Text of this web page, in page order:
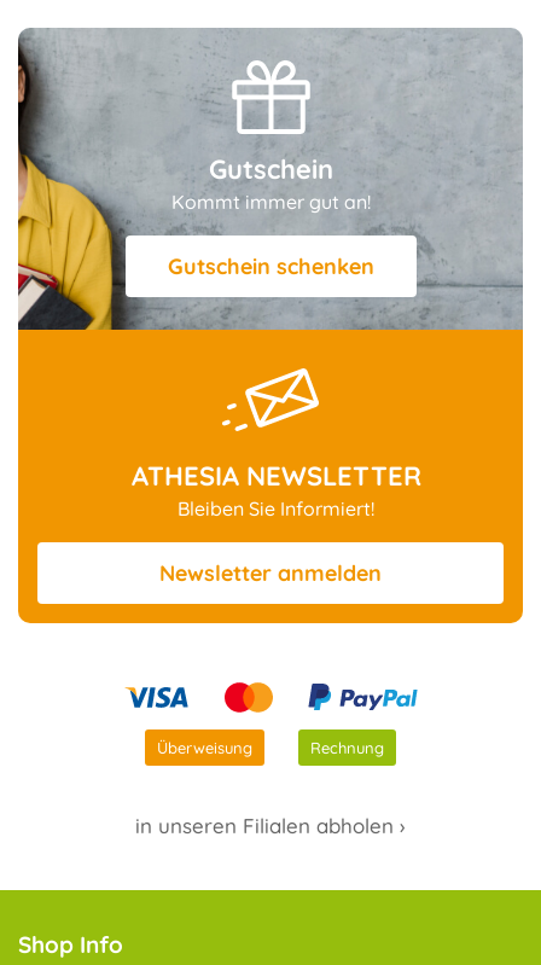
Gutschein
Kommt immer gut an!
Gutschein schenken
ATHESIA NEWSLETTER
Bleiben Sie Informiert!
Newsletter anmelden
Überweisung Rechnung
in unseren Filialen abholen ›
Shop Info